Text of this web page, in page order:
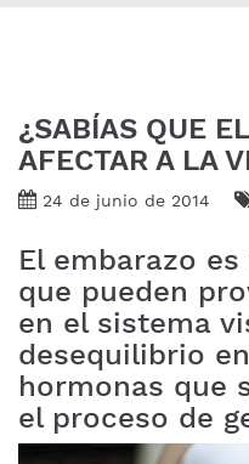
¿SABÍAS QUE
AFECTAR A LA
24 de junio de 2014
El embarazo
que pueden
en el sistema
desequilibrio
hormonas que
el proceso de